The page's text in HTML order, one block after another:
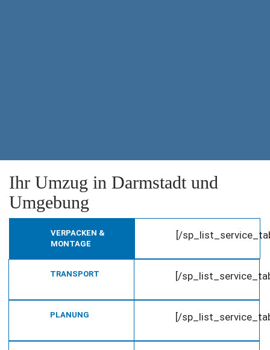
Ihr Umzug in Darmstadt und
Umgebung
VERPACKEN &
MONTAGE
[/
TRANSPORT [/
PLANUNG [/